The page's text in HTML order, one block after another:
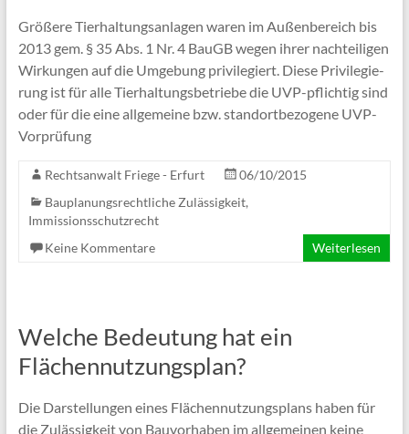
Grö­ßere Tier­hal­tungs­an­la­gen waren im Außen­be­reich bis
2013 gem. § 35 Abs. 1 Nr. 4 BauGB wegen ihrer nach­tei­li­gen
Wir­kun­gen auf die Umge­bung pri­vi­le­giert. Die­se Pri­vi­le­gie­
rung ist für alle Tier­hal­tungs­be­triebe die UVP-pflich­­tig sind
oder für die eine all­ge­meine bzw. stand­ort­be­zo­gene UVP-
Vorprüfung
Rechtsanwalt Friege - Erfurt
06/10/2015
Bauplanungsrechtliche Zulässigkeit,
Immissionsschutzrecht
Keine Kommentare
Weiterlesen
Welche Bedeutung hat ein
Flächennutzungsplan?
Die Dar­stel­lun­gen eines Flä­chen­nut­zungs­plans haben für
die Zuläs­sig­keit von Bau­vor­ha­ben im all­ge­mei­nen kei­ne